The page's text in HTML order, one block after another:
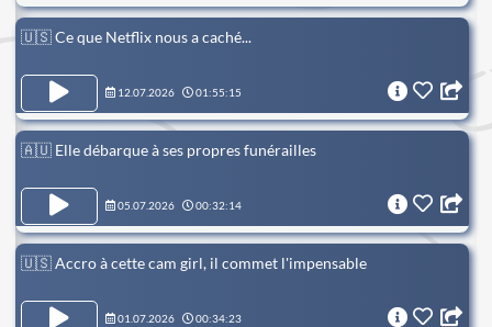
🇺🇸 Ce que Netflix nous a caché...
12.07.2026 01:55:15
🇦🇺 Elle débarque à ses propres funérailles
05.07.2026 00:32:14
🇺🇸 Accro à cette cam girl, il commet l'impensable
01.07.2026 00:34:23